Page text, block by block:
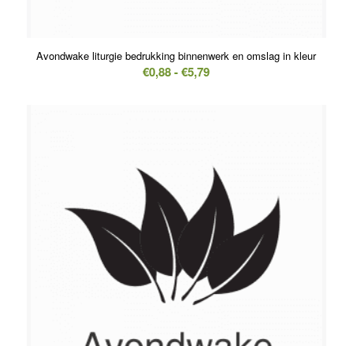
Avondwake liturgie bedrukking binnenwerk en omslag in kleur
€0,88 - €5,79Prijsklasse: